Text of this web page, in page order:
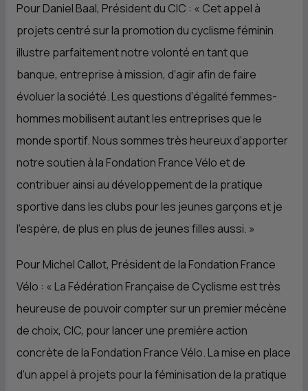
Pour Daniel Baal, Président du CIC : « Cet appel à
projets centré sur la promotion du cyclisme féminin
illustre parfaitement notre volonté en tant que
banque, entreprise à mission, d’agir afin de faire
évoluer la société. Les questions d’égalité femmes-
hommes mobilisent autant les entreprises que le
monde sportif. Nous sommes très heureux d’apporter
notre soutien à la Fondation France Vélo et de
contribuer ainsi au développement de la pratique
sportive dans les clubs pour les jeunes garçons et je
l’espère, de plus en plus de jeunes filles aussi. »
Pour Michel Callot, Président de la Fondation France
Vélo : « La Fédération Française de Cyclisme est très
heureuse de pouvoir compter sur un premier mécène
de choix, CIC, pour lancer une première action
concrète de la Fondation France Vélo. La mise en place
d’un appel à projets pour la féminisation de la pratique